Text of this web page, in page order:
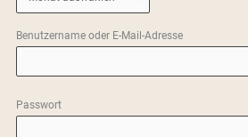
r
c
h
i
e
Benutzername oder E-Mail-Adresse
Passwort